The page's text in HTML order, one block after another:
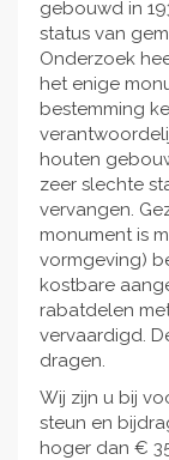
gebouwd in
status van
Onderzoek
het enige
bestemming
houten
zeer slechte
vervangen.
monument is
vormgeving)
kostbare
rabatdelen
vervaardigd.
dragen.
Wij zijn u bij
steun en
hoger dan €